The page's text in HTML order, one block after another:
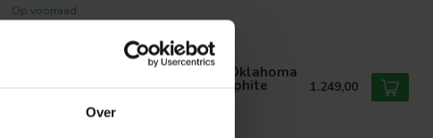
Over
Op voorraad
WILDEBOER V/D WEIDE
Wildeboer v/d Weide Hoekbank Oklahoma
2,5 zits met ottomane rechts Graphite 1.249,00